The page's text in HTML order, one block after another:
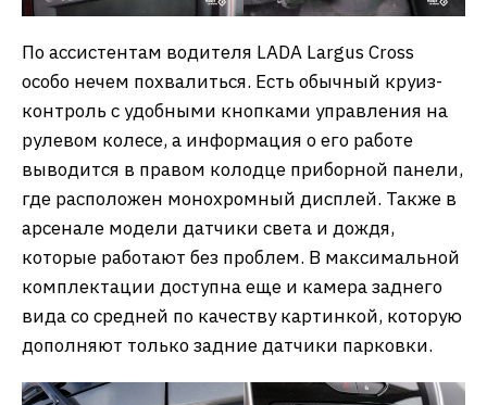
По ассистентам водителя LADA Largus Cross
особо нечем похвалиться. Есть обычный круиз-
контроль с удобными кнопками управления на
рулевом колесе, а информация о его работе
выводится в правом колодце приборной панели,
где расположен монохромный дисплей. Также в
арсенале модели датчики света и дождя,
которые работают без проблем. В максимальной
комплектации доступна еще и камера заднего
вида со средней по качеству картинкой, которую
дополняют только задние датчики парковки.